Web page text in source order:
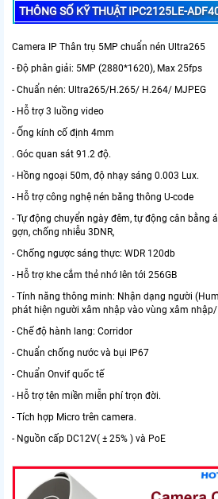
THÔNG SỐ KỸ THUẬT IPC2125LE-
Camera IP Thân trụ 5MP chuẩn nén Ultra265
- Độ phân giải: 5MP (2880*1620), Max 25fps
- Chuẩn nén: Ultra265/H.265/ H.264/ MJPEG
- Hỗ trợ 3 luồng video
- Ống kính cố định 4mm
. Góc quan sát 91.2 độ.
- Hồng ngoại 50m, độ nhạy sáng 0.003 Lux.
- Hỗ trợ công nghệ nén băng thông U-code
- Tự động chuyển ngày đêm, tự động cân bằng
gợn, chống nhiễu 3DNR,
- Chống ngược sáng thực: WDR 120db
- Hỗ trợ khe cắm thẻ nhớ lên tới 256GB
- Tính năng thông minh: Nhận dạng người
phát hiện người xâm nhập vào vùng xâm
- Chế độ hành lang: Corridor
- Chuẩn chống nước và bụi IP67
- Chuẩn Onvif quốc tế
- Hỗ trợ tên miền miễn phí trọn đời.
- Tích hợp Micro trên camera.
- Nguồn cấp DC12V( ± 25% ) và PoE